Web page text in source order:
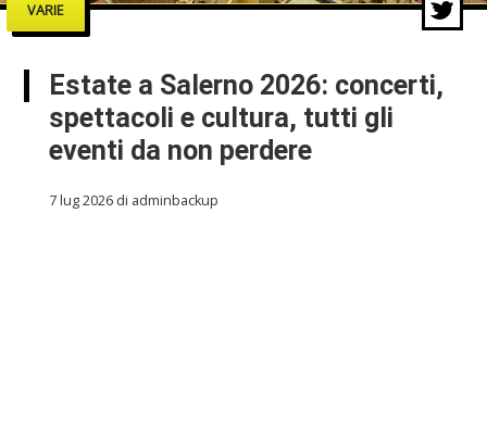
VARIE
Estate a Salerno 2026: concerti,
spettacoli e cultura, tutti gli
eventi da non perdere
7 lug 2026 di adminbackup